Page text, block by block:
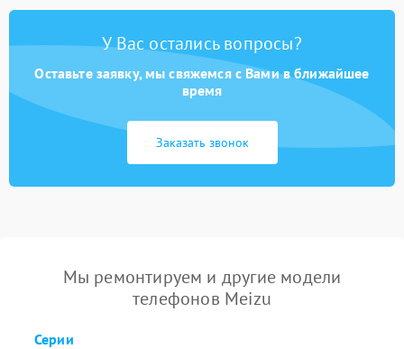
У Вас остались вопросы?
Оставьте заявку, мы свяжемся с Вами в ближайшее
время
Заказать звонок
Мы ремонтируем и другие модели
телефонов Meizu
Серии